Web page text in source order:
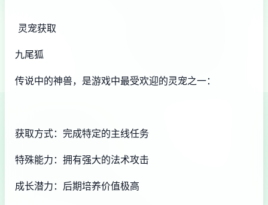
灵宠获取
九尾狐
传说中的神兽，是游戏中最受欢迎的灵宠之一：
获取方式：完成特定的主线任务
特殊能力：拥有强大的法术攻击
成长潜力：后期培养价值极高